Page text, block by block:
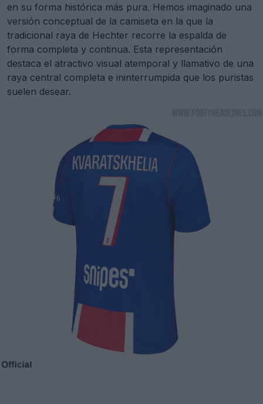
en su forma histórica más pura. Hemos imaginado una
versión conceptual de la camiseta en la que la
tradicional raya de Hechter recorre la espalda de
forma completa y continua. Esta representación
destaca el atractivo visual atemporal y llamativo de una
raya central completa e ininterrumpida que los puristas
suelen desear.